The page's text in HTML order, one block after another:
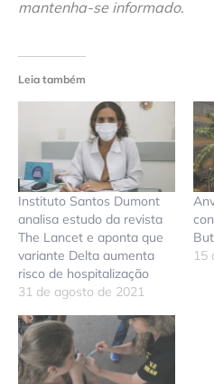
mantenha-se informado.
Leia também
Instituto Santos Dumont
analisa estudo da revista
The Lancet e aponta que
variante Delta aumenta
risco de hospitalização
31 de agosto de 2021
15